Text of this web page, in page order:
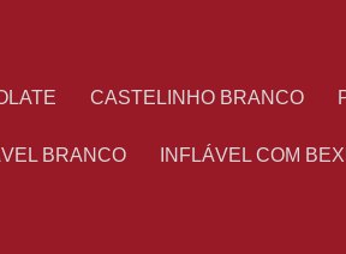
CASTELINHO BRANCO
BRANCO INFLÁVEL COM